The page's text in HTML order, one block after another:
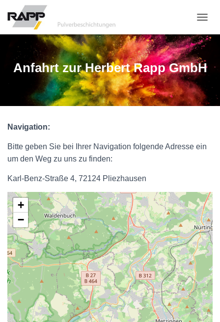
A
V
G
A
I
O
C
E
N
Anfahrt zur Herbert Rapp GmbH
Navigation:
Bitte geben Sie bei Ihrer Navigation folgende Adresse ein
um den Weg zu uns zu finden:
Karl-Benz-Straße 4, 72124 Pliezhausen
+
−